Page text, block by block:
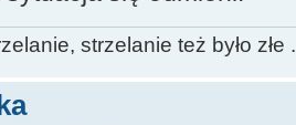
strzelanie też było złe